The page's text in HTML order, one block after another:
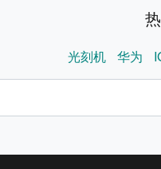
光刻机 华为